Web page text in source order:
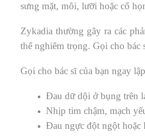
sưng mặt, môi, lưỡi hoặc cổ
Zykadia thường gây ra các
thể nghiêm trọng. Gọi cho bác
Gọi cho bác sĩ của bạn ngay
Đau dữ dội ở bụng trên
Nhịp tim chậm, mạch
Đau ngực đột ngột hoặc